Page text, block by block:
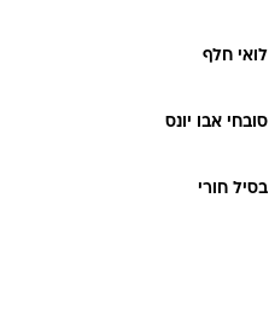
לואי חלף
סובחי אבו יונס
בסיל חורי